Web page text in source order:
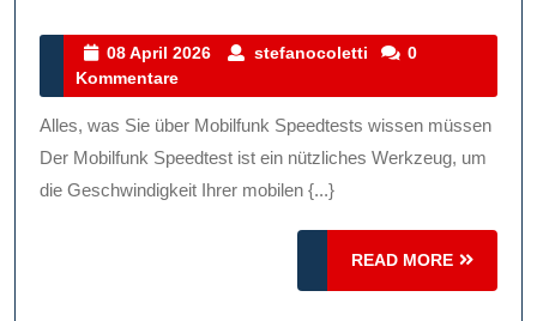
Im
Sie
Ihre
08 April 2026
08
2026
stefanocoletti stefanocoletti
0
Kommentare
Alles, was Sie über Mobilfunk Speedtests wissen müssen
Der Mobilfunk Speedtest ist ein nützliches Werkzeug, um
die Geschwindigkeit Ihrer mobilen {...}
READ MORE
READ
MORE